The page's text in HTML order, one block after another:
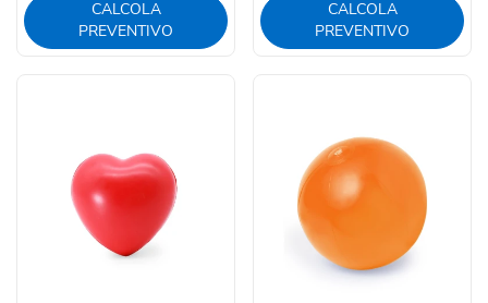
CALCOLA
PREVENTIVO
CALCOLA
PREVENTIVO